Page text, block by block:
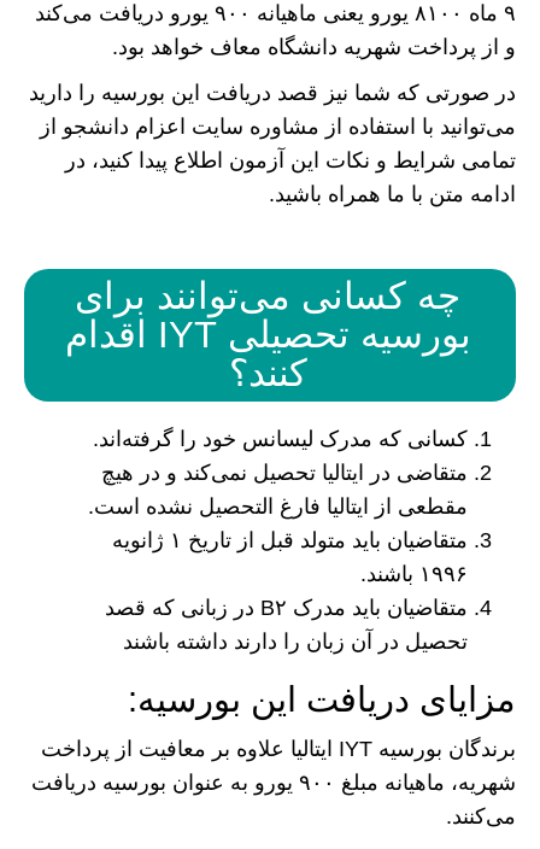
۹ ماه ۸۱۰۰ یورو یعنی ماهیانه ۹۰۰ یورو دریافت می‌کند
و از پرداخت شهریه دانشگاه معاف خواهد بود.
در صورتی که شما نیز قصد دریافت این بورسیه را دارید
می‌توانید با استفاده از مشاوره سایت اعزام دانشجو از
تمامی شرایط و نکات این آزمون اطلاع پیدا کنید، در
ادامه متن با ما همراه باشید.
چه کسانی می‌توانند برای
بورسیه تحصیلی IYT اقدام
کنند؟
کسانی که مدرک لیسانس خود را گرفته‌اند.
متقاضی در ایتالیا تحصیل نمی‌کند و در هیچ
مقطعی از ایتالیا فارغ التحصیل نشده است.
متقاضیان باید متولد قبل از تاریخ ۱ ژانویه
۱۹۹۶ باشند.
متقاضیان باید مدرک B۲ در زبانی که قصد
تحصیل در آن زبان را دارند داشته باشند
مزایای دریافت این بورسیه:
برندگان بورسیه IYT ایتالیا علاوه بر معافیت از پرداخت
شهریه، ماهیانه مبلغ ۹۰۰ یورو به عنوان بورسیه دریافت
می‌کنند.